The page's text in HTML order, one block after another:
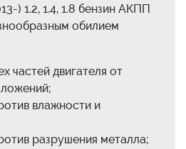
) 1.2, 1.4, 1.8 бензин АКПП
обилием
частей двигателя от
влажности и
разрушения металла;